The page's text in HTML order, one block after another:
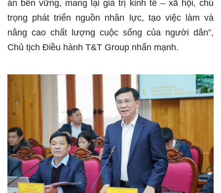
án bền vững, mang lại giá trị kinh tế – xã hội, chú
trọng phát triển nguồn nhân lực, tạo việc làm và
nâng cao chất lượng cuộc sống của người dân”,
Chủ tịch Điều hành T&T Group nhấn mạnh.